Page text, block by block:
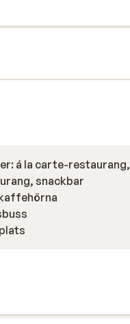
á la carte-restaurang,
snackbar